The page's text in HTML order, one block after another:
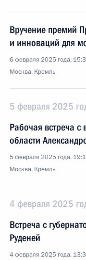
Вручение премий
и инноваций для
6 февраля 2025 года,
Москва, Кремль
5 февраля 2025
Рабочая встреча с
области
5 февраля 2025 года,
Москва, Кремль
4 февраля 2025
Встреча с
Руденей
4 февраля 2025 года,